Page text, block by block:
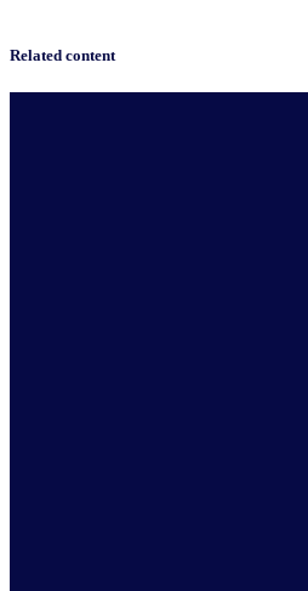
Related content